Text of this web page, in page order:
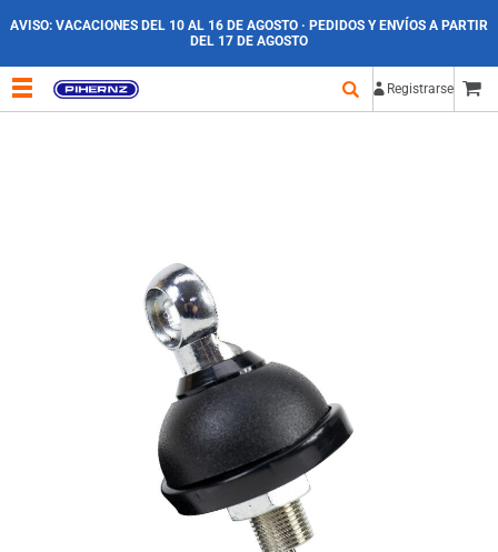
AVISO: VACACIONES DEL 10 AL 16 DE AGOSTO · PEDIDOS Y ENVÍOS A PARTIR
DEL 17 DE AGOSTO
Registrarse